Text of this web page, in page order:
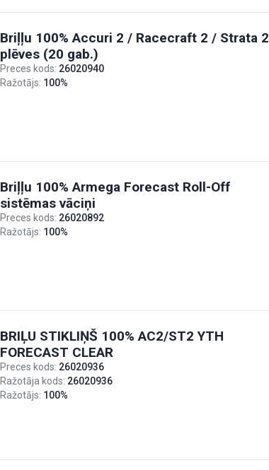
Briļļu 100% Accuri 2 / Racecraft 2 / Strata 2
plēves (20 gab.)
Preces kods: 26020940
Ražotājs: 100%
Briļļu 100% Armega Forecast Roll-Off
sistēmas vāciņi
Preces kods: 26020892
Ražotājs: 100%
BRIĻU STIKLIŅŠ 100% AC2/ST2 YTH
FORECAST CLEAR
Preces kods: 26020936
Ražotāja kods: 26020936
Ražotājs: 100%